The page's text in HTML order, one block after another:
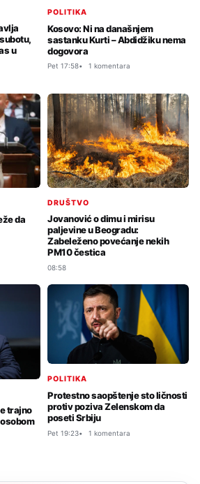
u
POLITIKA
Kosovo: Ni na današnjem
sastanku Kurti – Abdidžiku nema
dogovora
Pet 17:58 1 komentara
da
DRUŠTVO
Jovanović o dimu i mirisu
paljevine u Beogradu:
Zabeleženo povećanje nekih
PM10 čestica
08:58
trajno
POLITIKA
Protestno saopštenje sto ličnosti
protiv poziva Zelenskom da
poseti Srbiju
Pet 19:23 1 komentara